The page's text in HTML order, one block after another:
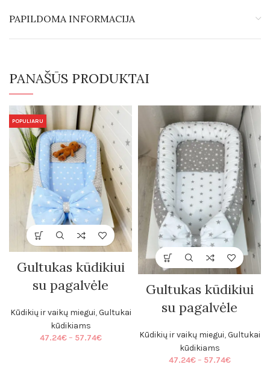
PAPILDOMA INFORMACIJA
PANAŠŪS PRODUKTAI
POPULIARU
Gultukas kūdikiui
su pagalvėle
Kūdikių ir vaikų miegui,Gultukai
kūdikiams
47.24€ – 57.74€Price
Gultukas kūdikiui
su pagalvėle
Kūdikių ir vaikų miegui,Gultukai
kūdikiams
47.24€ – 57.74€Price